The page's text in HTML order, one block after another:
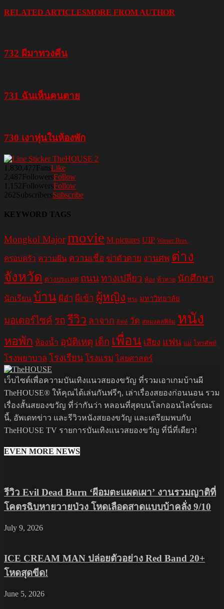
RELATED ARTICLESMORE FROM AUTHOR
732 ผีมาทวงคืน
731 ฉันเห็นคนตาย
730 เงาหุ่นในห้องพัก
1,830,477FansLike
2,487FollowersFollow
1,152FollowersFollow
262SubscribersSubscribe
KEYWORD TAGS
Mongkol Majormovie M pictures UIP Warner Bros.
ครอบครัว ความฝัน ความเชื่อ ฆ่าตัวตาย งานศพ ต่าง
จังหวัด ต่างประเทศ ถนนทางเปลี่ยว ท้อง ท้าทาย นักศึกษา
นักเรียน บ้าน ผีอำ ผีเข้า ผู้หญิง พระ มหาวิทยาลัย
มอเตอร์ไซค์ รถ รีวิว ลาจาก ลิฟท์ วัด สหมงคลฟิล์ม หนัง
หอพัก ห้องน้ำ อุบัติเหตุ เด็ก เพื่อน เสียง แฟน แม่ โทรศัพท์
โรงพยาบาล โรงเรียน โรงแรม ไสยศาสตร์
เว็บไซต์เพื่อความบันเทิงแนวสยองขวัญ ที่รวมเอาเกมบ้านผี
TheHOUSE® ให้คุณได้เล่นกันฟรีๆ, เล่าเรื่องสยองก่อนนอน รวม
เรื่องสั้นสยองขวัญ ที่ว่ากันว่า หลอนที่สุดบนโลกออนไลน์ขณะ
นี้, อัพเดทข่าว และรีวิวหนังสยองขวัญ และเตรียมพบกับ
TheHOUSE TV รายการบันเทิงแนวสยองขวัญ ที่นี่ที่เดียว!
EVEN MORE NEWS
รีวิว Evil Dead Burn ‘ผีอมตะแผดเผา’ งานรวมญาติที่
โคตรฉิบหายวายป่วง โหดเลือดสาดแบบบ้าคลั่ง 9/10
July 9, 2026
ICE CREAM MAN ปล่อยตัวอย่าง Red Band 20+
โหดสุดขีด!
June 5, 2026